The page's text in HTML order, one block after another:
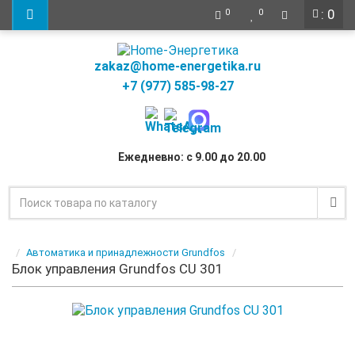
: 0
0 0
zakaz@home-energetika.ru
+7 (977) 585-98-27
Ежедневно: с 9.00 до 20.00
Автоматика и принадлежности Grundfos
Блок управления Grundfos CU 301